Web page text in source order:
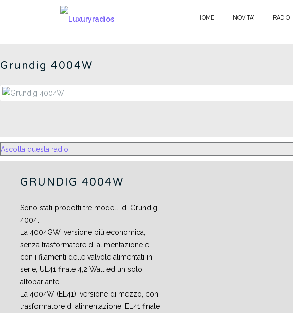
HOME NOVITA' RADIO
4004W - IT
Grundig 4004W
Ascolta questa radio
GRUNDIG 4004W
Sono stati prodotti tre modelli di Grundig
4004.
La 4004GW, versione più economica,
senza trasformatore di alimentazione e
con i filamenti delle valvole alimentati in
serie, UL41 finale 4,2 Watt ed un solo
altoparlante.
La 4004W (EL41), versione di mezzo, con
trasformatore di alimentazione, EL41 finale